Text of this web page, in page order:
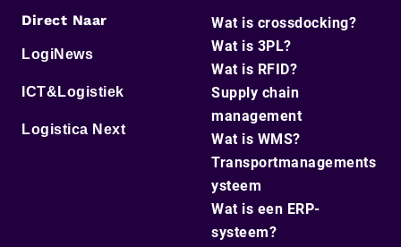
Direct Naar
LogiNews
ICT&Logistiek
Logistica Next
Wat is crossdocking?
Wat is 3PL?
Wat is RFID?
Supply chain
management
Wat is WMS?
Transportmanagements
ysteem
Wat is een ERP-
systeem?